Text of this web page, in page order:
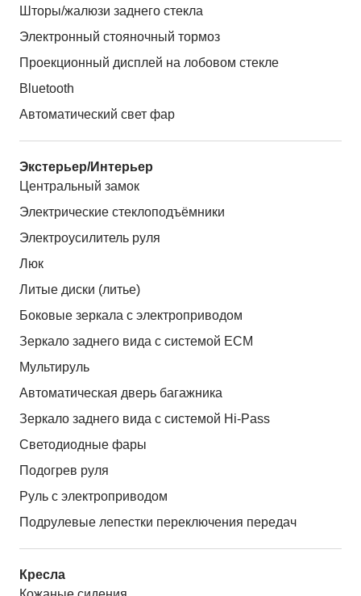
Шторы/жалюзи заднего стекла
Электронный стояночный тормоз
Проекционный дисплей на лобовом стекле
Bluetooth
Автоматический свет фар
Экстерьер/Интерьер
Центральный замок
Электрические стеклоподъёмники
Электроусилитель руля
Люк
Литые диски (литье)
Боковые зеркала с электроприводом
Зеркало заднего вида с системой ЕСМ
Мультируль
Автоматическая дверь багажника
Зеркало заднего вида с системой Hi-Pass
Светодиодные фары
Подогрев руля
Руль с электроприводом
Подрулевые лепестки переключения передач
Кресла